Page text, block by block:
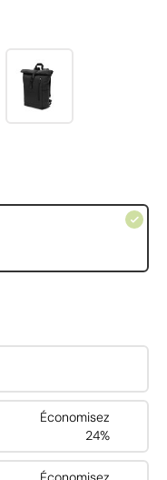
Économisez
24%